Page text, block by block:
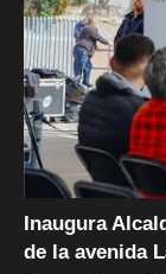
Inaugura
de la avenida